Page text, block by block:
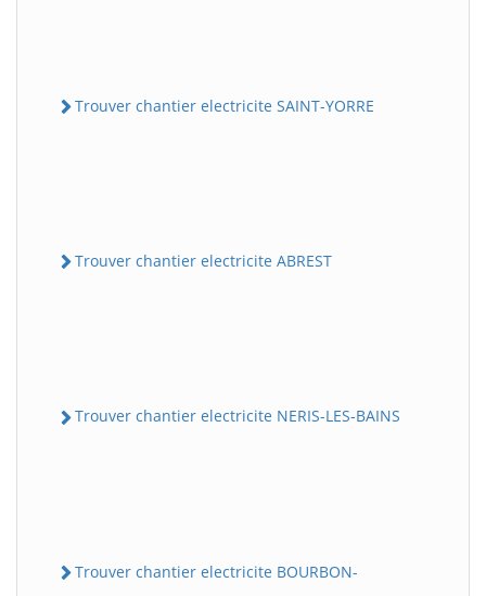
Trouver chantier electricite SAINT-YORRE
Trouver chantier electricite ABREST
Trouver chantier electricite NERIS-LES-BAINS
Trouver chantier electricite BOURBON-